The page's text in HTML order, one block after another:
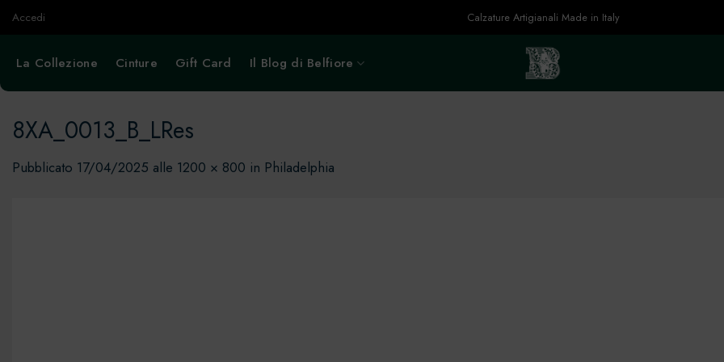
SaltaAccedi Calzature Artigianali Made in Italy
La Collezione Cinture Gift Card Il Blog di Belfiore
8XA_0013_B_LRes
Pubblicato 17/04/2025 alle 1200 × 800 in Philadelphia